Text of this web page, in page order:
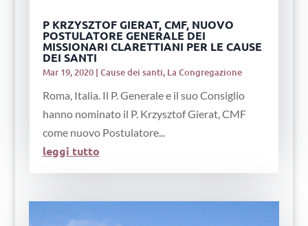
P KRZYSZTOF GIERAT, CMF, NUOVO
POSTULATORE GENERALE DEI
MISSIONARI CLARETTIANI PER LE CAUSE
DEI SANTI
Mar 19, 2020| Cause dei santi, La Congregazione
Roma, Italia. Il P. Generale e il suo Consiglio
hanno nominato il P. Krzysztof Gierat, CMF
come nuovo Postulatore...
leggi tutto